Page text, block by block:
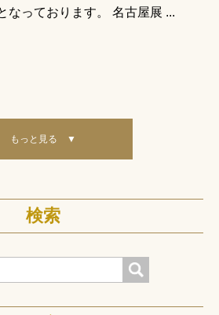
なっております。 名古屋展 ...
もっと見る ▼
検索
検索